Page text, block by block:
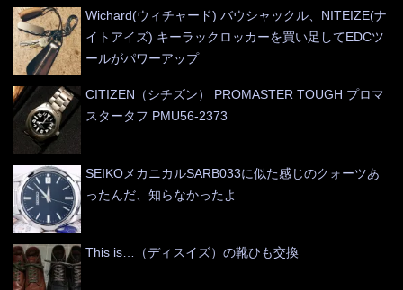
Wichard(ウィチャード) バウシャックル、NITEIZE(ナ
イトアイズ) キーラックロッカーを買い足してEDCツ
ールがパワーアップ
CITIZEN（シチズン） PROMASTER TOUGH プロマ
スタータフ PMU56-2373
SEIKOメカニカルSARB033に似た感じのクォーツあ
ったんだ、知らなかったよ
This is…（ディスイズ）の靴ひも交換